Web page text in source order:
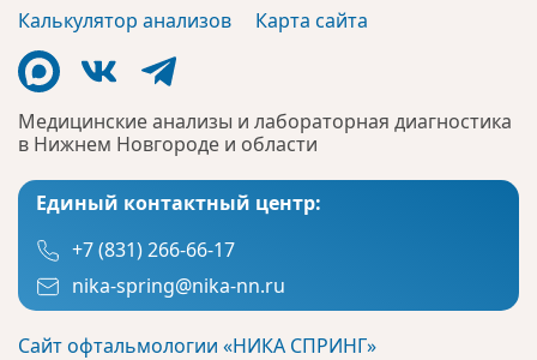
Медицинские анализы и лабораторная диагностика
в Нижнем Новгороде и области
Единый контактный центр:
+7 (831) 266-66-17
nika-spring@nika-nn.ru
Сайт офтальмологии «НИКА СПРИНГ»
Калькулятор анализов
Карта сайта